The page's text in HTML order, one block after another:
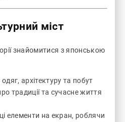
міст
знайомитися з японською
архітектуру та побут
традиції та сучасне життя
елементи на екран, роблячи